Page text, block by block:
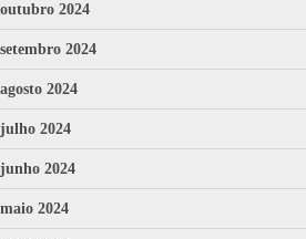
outubro 2024
setembro 2024
agosto 2024
julho 2024
junho 2024
maio 2024